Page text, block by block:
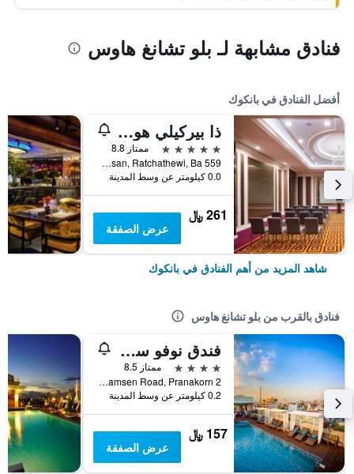
فنادق مشابهة لـ بلو تشانغ هاوس
أفضل الفنادق في بانكوك
ذا بيركيلي هوتل براتونام
5 نجوم
ممتاز 8.8
559 Ratcharaprarop Rd., Makkasan, Ratchathewi, Ba, بانكوك, تايلاند
0.0 كيلومتر عن وسط المدينة
261 ﷼
عرض الصفقة
شاهد المزيد من أهم الفنادق في بانكوك
فنادق بالقرب من بلو تشانغ هاوس
فندق نوفو سيتي
4 نجوم
ممتاز 8.5
2 Samsen 2, Samsen Road, Pranakorn, بانكوك, تايلاند
0.2 كيلومتر عن وسط المدينة
157 ﷼
عرض الصفقة